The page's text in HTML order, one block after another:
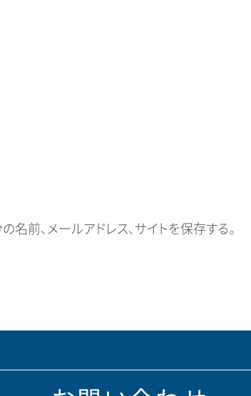
前、メールアドレス、サイトを保存する。